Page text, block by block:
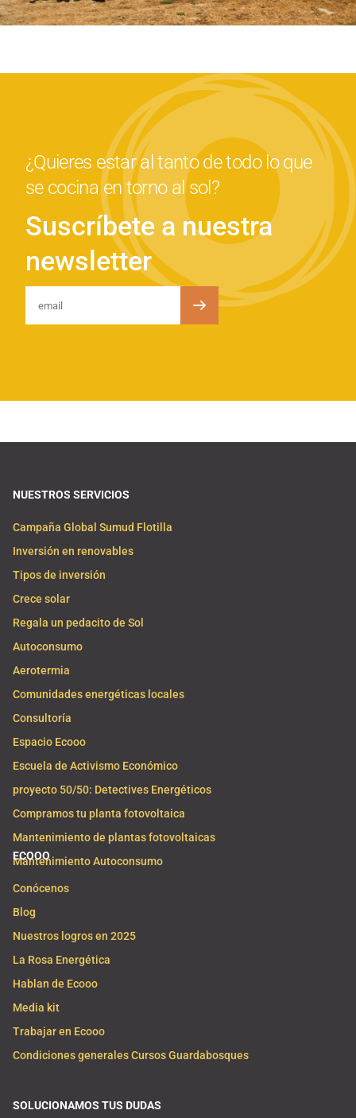
¿Quieres estar al tanto de todo lo que
se cocina en torno al sol?
Suscríbete a nuestra
newsletter
NUESTROS SERVICIOS
Campaña Global Sumud Flotilla
Inversión en renovables
Tipos de inversión
Crece solar
Regala un pedacito de Sol
Autoconsumo
Aerotermia
Comunidades energéticas locales
Consultoría
Espacio Ecooo
Escuela de Activismo Económico
proyecto 50/50: Detectives Energéticos
Compramos tu planta fotovoltaica
Mantenimiento de plantas fotovoltaicas
Mantenimiento Autoconsumo
ECOOO
Conócenos
Blog
Nuestros logros en 2025
La Rosa Energética
Hablan de Ecooo
Media kit
Trabajar en Ecooo
Condiciones generales Cursos Guardabosques
SOLUCIONAMOS TUS DUDAS